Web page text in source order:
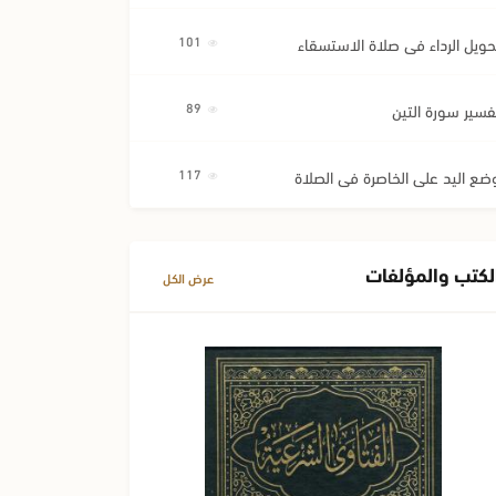
الرداء في صلاة الاستسقاء
سورة التين
اليد على الخاصرة في الصلاة
والمؤلفات عرض الكل